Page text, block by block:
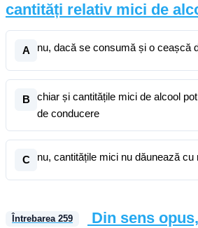
cantități relativ mici de
A nu, dacă se consumă și o ceașcă
B
chiar și cantitățile mici de alcool
de conducere
C nu, cantitățile mici nu dăunează cu
Întrebarea 259 Din sens